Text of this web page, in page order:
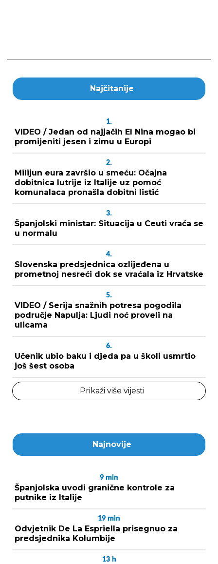
Najčitanije
1.
VIDEO / Jedan od najjačih El Nina mogao bi
promijeniti jesen i zimu u Europi
2.
Milijun eura završio u smeću: Očajna
dobitnica lutrije iz Italije uz pomoć
komunalaca pronašla dobitni listić
3.
Španjolski ministar: Situacija u Ceuti vraća se
u normalu
4.
Slovenska predsjednica ozlijeđena u
prometnoj nesreći dok se vraćala iz Hrvatske
5.
VIDEO / Serija snažnih potresa pogodila
područje Napulja: Ljudi noć proveli na
ulicama
6.
Učenik ubio baku i djeda pa u školi usmrtio
još šest osoba
Prikaži više vijesti
Najnovije
9 min
Španjolska uvodi granične kontrole za
putnike iz Italije
19 min
Odvjetnik De La Espriella prisegnuo za
predsjednika Kolumbije
13 h